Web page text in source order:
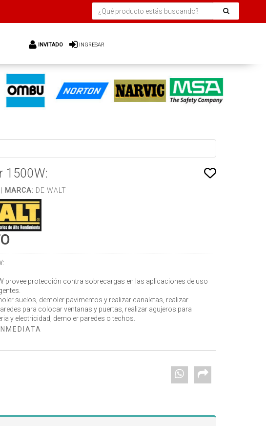
INVITADO INGRESAR
1500W:
MARCA: DE WALT
provee protección contra sobrecargas en las aplicaciones de uso
suelos, demoler pavimentos y realizar canaletas, realizar
para colocar ventanas y puertas, realizar agujeros para
y electricidad, demoler paredes o techos.